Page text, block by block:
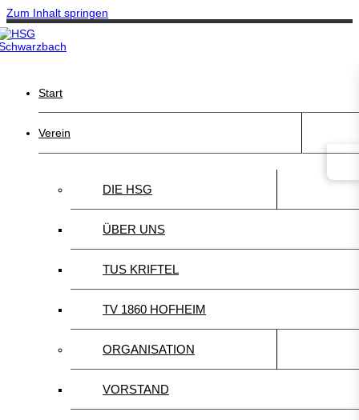
Zum Inhalt springen
Start
Verein
DIE HSG
ÜBER UNS
TUS KRIFTEL
TV 1860 HOFHEIM
ORGANISATION
VORSTAND